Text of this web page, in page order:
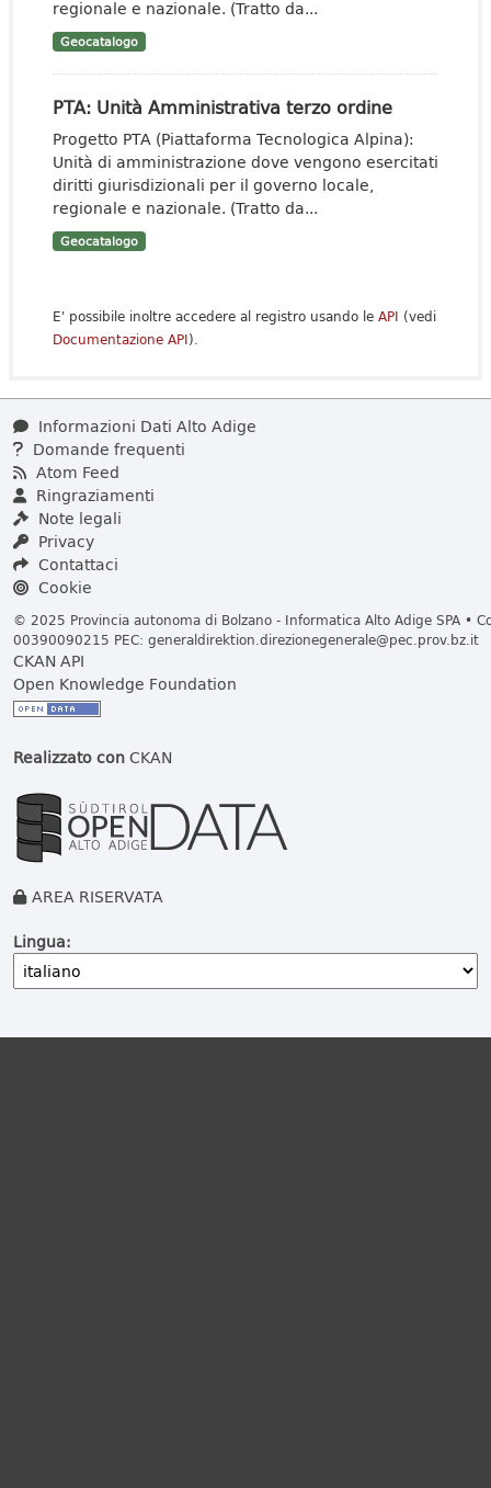
regionale e nazionale. (Tratto da...
Geocatalogo
PTA: Unità Amministrativa terzo ordine
Progetto PTA (Piattaforma Tecnologica Alpina):
Unità di amministrazione dove vengono esercitati
diritti giurisdizionali per il governo locale,
regionale e nazionale. (Tratto da...
Geocatalogo
E' possibile inoltre accedere al registro usando le API (vedi
Documentazione API).
Informazioni Dati Alto Adige
Domande frequenti
Atom Feed
Ringraziamenti
Note legali
Privacy
Contattaci
Cookie
© 2025 Provincia autonoma di Bolzano - Informatica Alto Adige SPA •
00390090215 PEC: generaldirektion.direzionegenerale@pec.prov.bz.it
CKAN API
Open Knowledge Foundation
Realizzato conCKAN
AREA RISERVATA
Lingua